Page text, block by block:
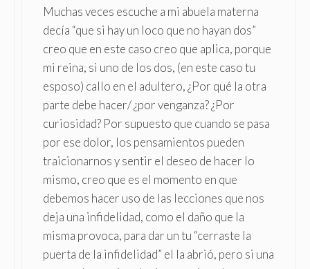
Muchas veces escuche a mi abuela materna
decía “que si hay un loco que no hayan dos”
creo que en este caso creo que aplica, porque
mi reina, si uno de los dos, (en este caso tu
esposo) callo en el adultero, ¿Por qué la otra
parte debe hacer/ ¿por venganza? ¿Por
curiosidad? Por supuesto que cuando se pasa
por ese dolor, los pensamientos pueden
traicionarnos y sentir el deseo de hacer lo
mismo, creo que es el momento en que
debemos hacer uso de las lecciones que nos
deja una infidelidad, como el daño que la
misma provoca, para dar un tu “cerraste la
puerta de la infidelidad” el la abrió, pero si una